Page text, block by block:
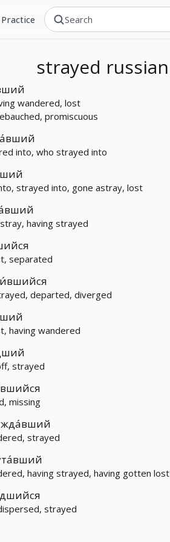
Practice
strayed russian
wandered, lost
promiscuous
into, who strayed into
strayed into, gone astray, lost
having strayed
separated
departed, diverged
having wandered
strayed
missing
strayed
having strayed, having gotten lost
strayed